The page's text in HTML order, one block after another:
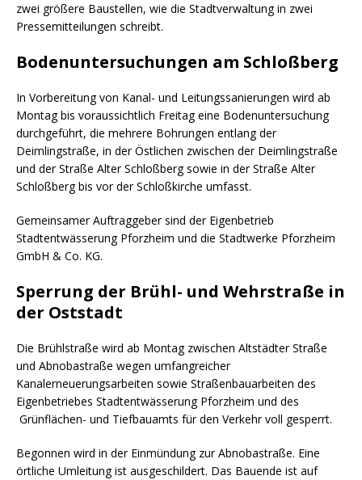
zwei größere Baustellen, wie die Stadtverwaltung in zwei
Pressemitteilungen schreibt.
Bodenuntersuchungen am Schloßberg
In Vorbereitung von Kanal- und Leitungssanierungen wird ab
Montag bis voraussichtlich Freitag eine Bodenuntersuchung
durchgeführt, die mehrere Bohrungen entlang der
Deimlingstraße, in der Östlichen zwischen der Deimlingstraße
und der Straße Alter Schloßberg sowie in der Straße Alter
Schloßberg bis vor der Schloßkirche umfasst.
Gemeinsamer Auftraggeber sind der Eigenbetrieb
Stadtentwässerung Pforzheim und die Stadtwerke Pforzheim
GmbH & Co. KG.
Sperrung der Brühl- und Wehrstraße in
der Oststadt
Die Brühlstraße wird ab Montag zwischen Altstädter Straße
und Abnobastraße wegen umfangreicher
Kanalerneuerungsarbeiten sowie Straßenbauarbeiten des
Eigenbetriebes Stadtentwässerung Pforzheim und des
Grünflächen- und Tiefbauamts für den Verkehr voll gesperrt.
Begonnen wird in der Einmündung zur Abnobastraße. Eine
örtliche Umleitung ist ausgeschildert. Das Bauende ist auf